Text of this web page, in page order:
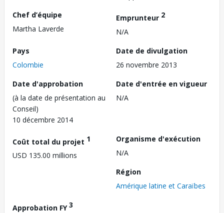
Chef d’équipe
Martha Laverde
Emprunteur 2
N/A
Pays
Colombie
Date de divulgation
26 novembre 2013
Date d'approbation
(à la date de présentation au
Conseil)
10 décembre 2014
Date d'entrée en vigueur
N/A
Coût total du projet 1
USD 135.00 millions
Organisme d'exécution
N/A
Région
Amérique latine et Caraïbes
Approbation FY3